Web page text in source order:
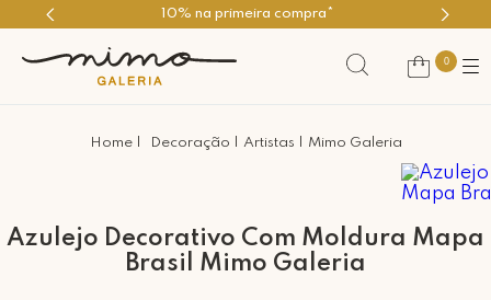
10% na primeira compra*
0
Decoração Artistas Mimo Galeria
Azulejo Decorativo Com Moldura Mapa
Brasil Mimo Galeria